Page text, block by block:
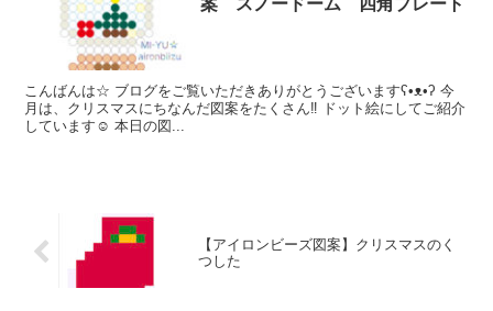
案 スノードーム 四角プレート
こんばんは☆ ブログをご覧いただきありがとうございますʕ•ᴥ•ʔ 今
月は、クリスマスにちなんだ図案をたくさん‼️ ドット絵にしてご紹介
しています☺️ 本日の図...
【アイロンビーズ図案】クリスマスのく
つした